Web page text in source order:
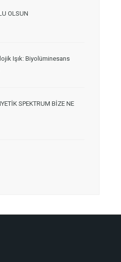
OLSUN
Işık: Biyolüminesans
SPEKTRUM BİZE NE